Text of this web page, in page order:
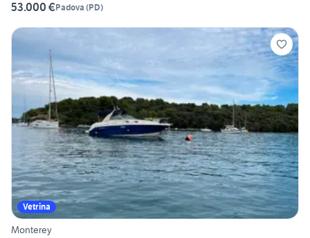
53.000 €Padova (PD)
Vetrina
Monterey